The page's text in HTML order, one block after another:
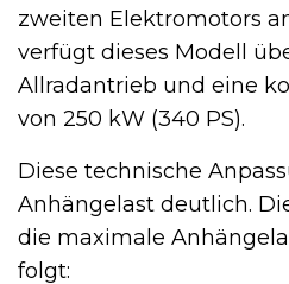
zweiten Elektromotors
verfügt dieses Modell
Allradantrieb und eine
von 250 kW (340 PS).
Diese technische
Anhängelast deutlich.
die maximale
folgt: